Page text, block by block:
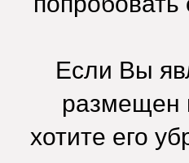
Если Вы
размещен
хотите его